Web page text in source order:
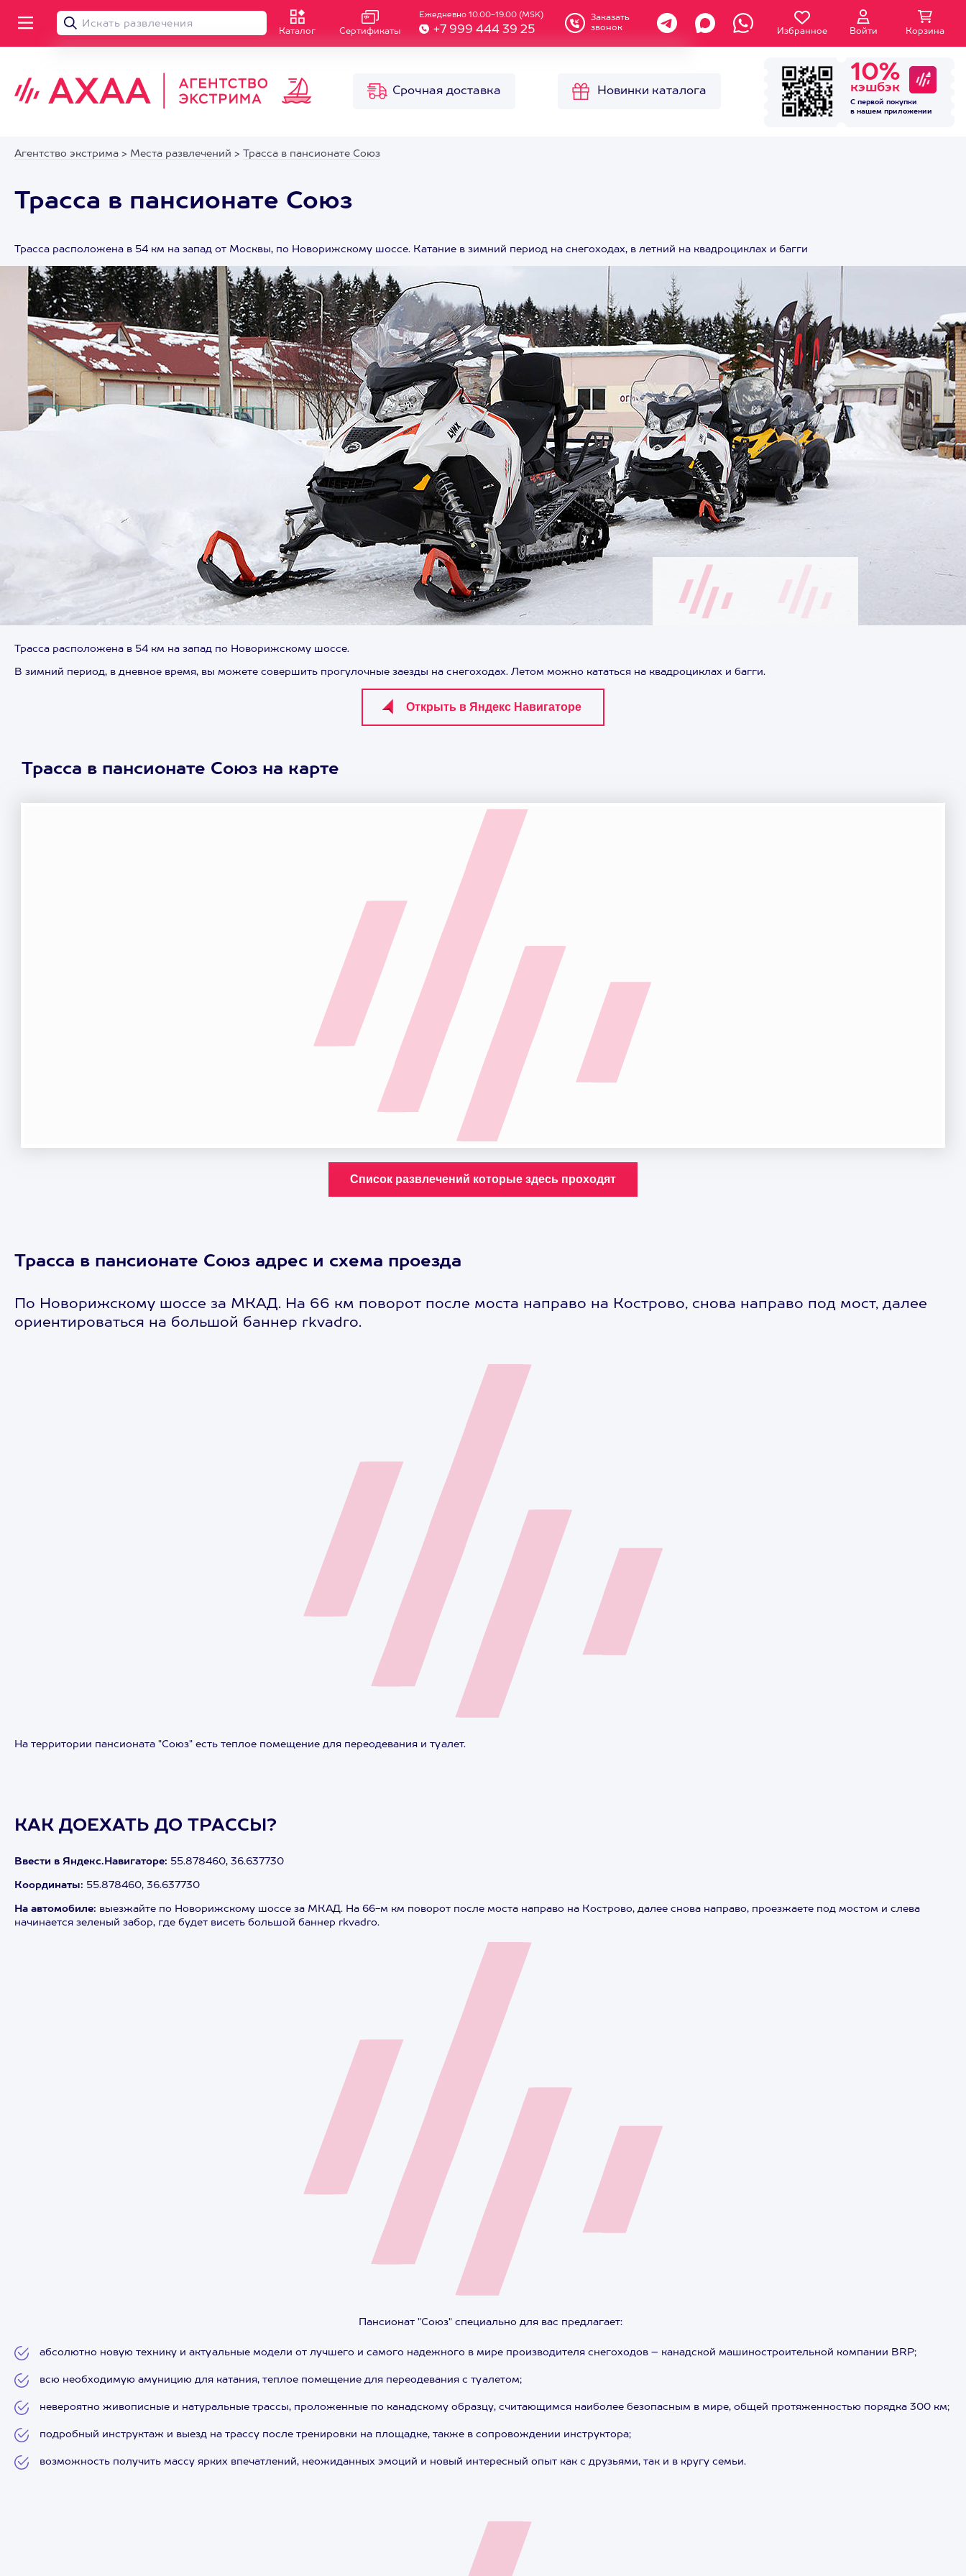
Каталог Сертификаты
Ежедневно 10.00-19.00 (MSK)
+7 999 444 39 25
Заказать
звонок
Избранное Войти Корзина
Срочная доставка Новинки каталога
10%
кэшбэк
С первой покупки
в нашем приложении
Агентство экстрима > Места развлечений > Трасса в пансионате Союз
Трасса в пансионате Союз
Трасса расположена в 54 км на запад от Москвы, по Новорижскому шоссе. Катание в зимний период на снегоходах, в летний на квадроциклах и багги
Трасса расположена в 54 км на запад по Новорижскому шоссе.
В зимний период, в дневное время, вы можете совершить прогулочные заезды на снегоходах. Летом можно кататься на квадроциклах и багги.
Трасса в пансионате Союз на карте
Трасса в пансионате Союз адрес и схема проезда
По Новорижскому шоссе за МКАД. На 66 км поворот после моста направо на Кострово, снова направо под мост, далее
ориентироваться на большой баннер rkvadro.
На территории пансионата "Союз" есть теплое помещение для переодевания и туалет.
КАК ДОЕХАТЬ ДО ТРАССЫ?
Ввести в Яндекс.Навигаторе: 55.878460, 36.637730
Координаты: 55.878460, 36.637730
На автомобиле: выезжайте по Новорижскому шоссе за МКАД. На 66-м км поворот после моста направо на Кострово, далее снова направо, проезжаете под мостом и слева
начинается зеленый забор, где будет висеть большой баннер rkvadro.
Пансионат "Союз" специально для вас предлагает:
абсолютно новую технику и актуальные модели от лучшего и самого надежного в мире производителя снегоходов – канадской машиностроительной компании BRP;
всю необходимую амуницию для катания, теплое помещение для переодевания с туалетом;
невероятно живописные и натуральные трассы, проложенные по канадскому образцу, считающимся наиболее безопасным в мире, общей протяженностью порядка 300 км;
подробный инструктаж и выезд на трассу после тренировки на площадке, также в сопровождении инструктора;
возможность получить массу ярких впечатлений, неожиданных эмоций и новый интересный опыт как с друзьями, так и в кругу семьи.